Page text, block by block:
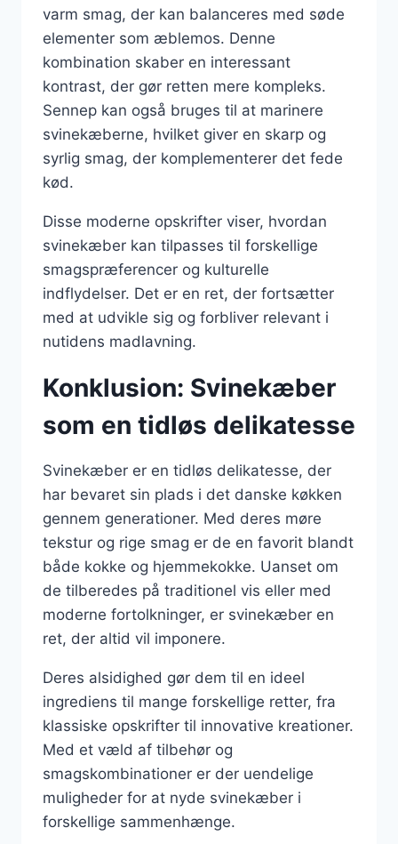
varm smag, der kan balanceres med søde
elementer som æblemos. Denne
kombination skaber en interessant
kontrast, der gør retten mere kompleks.
Sennep kan også bruges til at marinere
svinekæberne, hvilket giver en skarp og
syrlig smag, der komplementerer det fede
kød.
Disse moderne opskrifter viser, hvordan
svinekæber kan tilpasses til forskellige
smagspræferencer og kulturelle
indflydelser. Det er en ret, der fortsætter
med at udvikle sig og forbliver relevant i
nutidens madlavning.
Konklusion: Svinekæber
som en tidløs delikatesse
Svinekæber er en tidløs delikatesse, der
har bevaret sin plads i det danske køkken
gennem generationer. Med deres møre
tekstur og rige smag er de en favorit blandt
både kokke og hjemmekokke. Uanset om
de tilberedes på traditionel vis eller med
moderne fortolkninger, er svinekæber en
ret, der altid vil imponere.
Deres alsidighed gør dem til en ideel
ingrediens til mange forskellige retter, fra
klassiske opskrifter til innovative kreationer.
Med et væld af tilbehør og
smagskombinationer er der uendelige
muligheder for at nyde svinekæber i
forskellige sammenhænge.